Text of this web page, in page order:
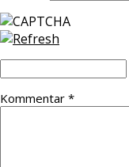
Kommentar *